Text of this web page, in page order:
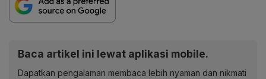
Baca artikel ini lewat aplikasi mobile.
Dapatkan pengalaman membaca lebih nyaman dan nikmati